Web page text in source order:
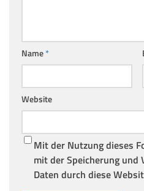
Name*
Website
Mit der Nutzung dieses
mit der Speicherung und
Daten durch diese